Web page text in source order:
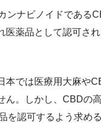
ンナビノイドである
医薬品として認可さ
本では医療用大麻や
ん。しかし、CBDの
を認可するよう求め